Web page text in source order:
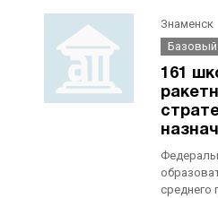
Знаменск
Базовый
161
среднего